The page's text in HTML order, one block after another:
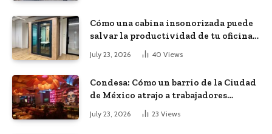
Cómo una cabina insonorizada puede
salvar la productividad de tu oficina
July 23, 2026 40 Views
Condesa: Cómo un barrio de la Ciudad
de México atrajo a trabajadores
remotos de todo el mundo
July 23, 2026 23 Views